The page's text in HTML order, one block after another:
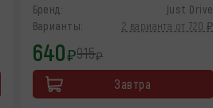
Бренд:
Just Drive
Варианты:
2 варианта от 720 ₽
640₽915₽
Завтра